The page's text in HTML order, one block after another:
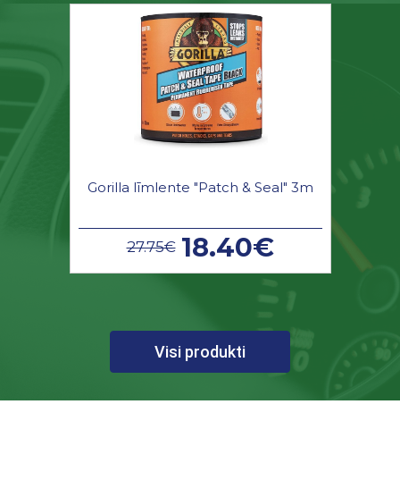
Gorilla līmlente "Patch & Seal" 3m
27.75€ 18.40€
Visi produkti